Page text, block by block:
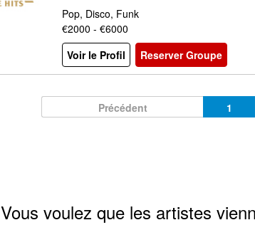
Pop, Disco, Funk
€2000 - €6000
Voir le Profil
Reserver Groupe
Précédent 1
Vous voulez que les artistes